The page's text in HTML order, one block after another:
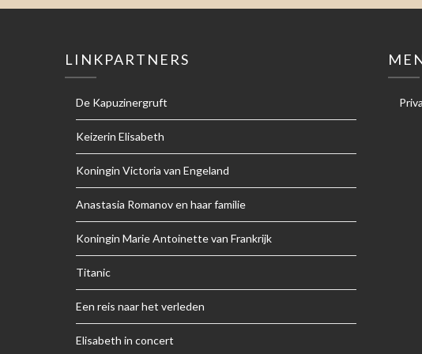
LINKPARTNERS
De Kapuzinergruft
Keizerin Elisabeth
Koningin Victoria van Engeland
Anastasia Romanov en haar familie
Koningin Marie Antoinette van Frankrijk
Titanic
Een reis naar het verleden
Elisabeth in concert